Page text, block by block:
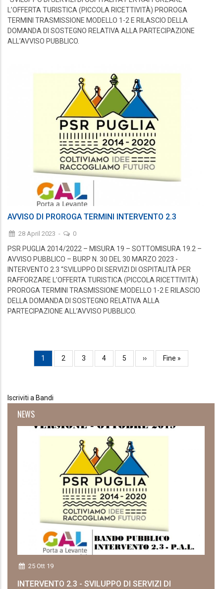
L’OFFERTA TURISTICA (PICCOLA RICETTIVITÀ) PROROGA
TERMINI TRASMISSIONE MODELLO 1-2 E RILASCIO DELLA
DOMANDA DI SOSTEGNO RELATIVA ALLA PARTECIPAZIONE
ALL’AVVISO PUBBLICO.
AVVISO DI PROROGA TERMINI INTERVENTO 2.3
28 April 2023 - 0
PSR PUGLIA 2014/2022 – MISURA 19 – SOTTOMISURA 19.2 –
AVVISO PUBBLICO – BURP N. 30 DEL 30 MARZO 2023 -
INTERVENTO 2.3 “SVILUPPO DI SERVIZI DI OSPITALITÀ PER
RAFFORZARE L’OFFERTA TURISTICA (PICCOLA RICETTIVITÀ)
PROROGA TERMINI TRASMISSIONE MODELLO 1-2 E RILASCIO
DELLA DOMANDA DI SOSTEGNO RELATIVA ALLA
PARTECIPAZIONE ALL’AVVISO PUBBLICO.
PaginazionePagina
attuale
1 Page
2 Page
3 Page
4 Page
5
Pagina
successiva
››
Ultima
pagina
Fine »
Iscriviti a Bandi
NEWS
25 Ott 19
INTERVENTO 2.3 - SVILUPPO DI SERVIZI DI